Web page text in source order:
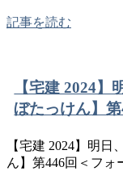
記事を読む
【宅建 2024】
ぼたっけん】
【宅建 2024】明
ん】第446回＜フォ